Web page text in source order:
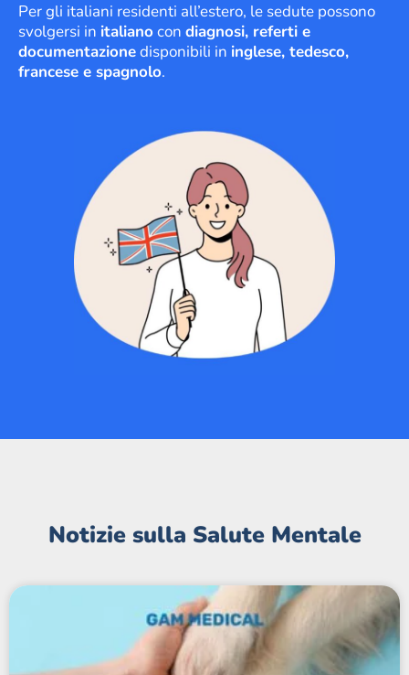
Per gli italiani residenti all’estero, le sedute possono
svolgersi in italiano con diagnosi, referti e
documentazionedisponibili in inglese, tedesco,
francese e spagnolo.
Notizie sulla Salute Mentale